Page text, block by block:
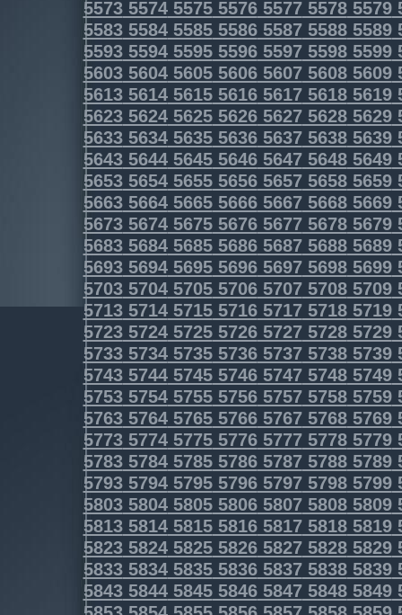
5573557455755576557755785579
5583558455855586558755885589
5593559455955596559755985599
5603560456055606560756085609
5613561456155616561756185619
5623562456255626562756285629
5633563456355636563756385639
5643564456455646564756485649
5653565456555656565756585659
5663566456655666566756685669
5673567456755676567756785679
5683568456855686568756885689
5693569456955696569756985699
5703570457055706570757085709
5713571457155716571757185719
5723572457255726572757285729
5733573457355736573757385739
5743574457455746574757485749
5753575457555756575757585759
5763576457655766576757685769
5773577457755776577757785779
5783578457855786578757885789
5793579457955796579757985799
5803580458055806580758085809
5813581458155816581758185819
5823582458255826582758285829
5833583458355836583758385839
5843584458455846584758485849